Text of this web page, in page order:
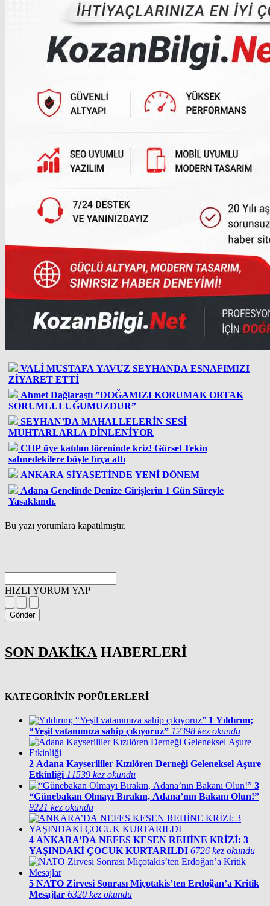
VALİ MUSTAFA YAVUZ SEYHANDA ESNAFIMIZI
ZİYARET ETTİ
Ahmet Dağlaraştı ”DOĞAMIZI KORUMAK ORTAK
SORUMLULUĞUMUZDUR”
SEYHAN’DA MAHALLELERİN SESİ
MUHTARLARLA DİNLENİYOR
CHP üye katılım töreninde kriz! Gürsel Tekin
sahnedekilere böyle fırça attı
ANKARA SİYASETİNDE YENİ DÖNEM
Adana Genelinde Denize Girişlerin 1 Gün Süreyle
Yasaklandı.
Bu yazı yorumlara kapatılmıştır.
HIZLI YORUM YAP
Gönder
SON DAKİKA HABERLERİ
KATEGORİNİN POPÜLERLERİ
1 Yıldırım;
“Yeşil vatanımıza sahip çıkıyoruz” 12398 kez okundu
2 Adana Kayserililer Kızılören Derneği Geleneksel Aşure
Etkinliği 11539 kez okundu
3
“Günebakan Olmayı Bırakın, Adana’nın Bakanı Olun!”
9221 kez okundu
4 ANKARA’DA NEFES KESEN REHİNE KRİZİ: 3
YAŞINDAKİ ÇOCUK KURTARILDI 6726 kez okundu
5 NATO Zirvesi Sonrası Miçotakis’ten Erdoğan’a Kritik
Mesajlar 6320 kez okundu